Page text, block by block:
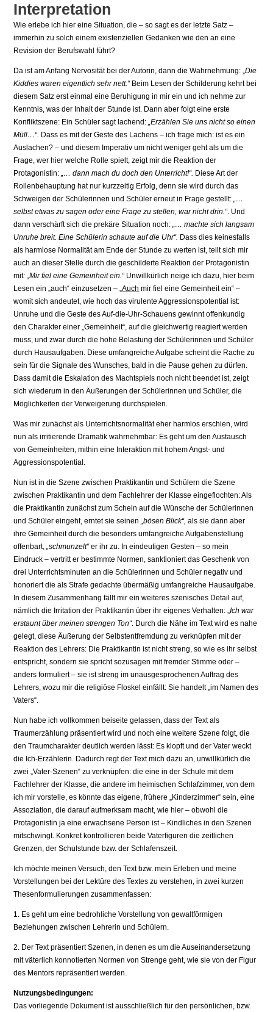
Interpretation
Wie erlebe ich hier eine Situation, die – so sagt es der letzte Satz –
immerhin zu solch einem existenziellen Gedanken wie den an eine
Revision der Berufswahl führt?
Da ist am Anfang Nervosität bei der Autorin, dann die Wahrnehmung: „Die
Kiddies waren eigentlich sehr nett.“Beim Lesen der Schilderung kehrt bei
diesem Satz erst einmal eine Beruhigung in mir ein und ich nehme zur
Kenntnis, was der Inhalt der Stunde ist. Dann aber folgt eine erste
Konfliktszene: Ein Schüler sagt lachend:„Erzählen Sie uns nicht so einen
Müll…“. Dass es mit der Geste des Lachens – ich frage mich: ist es ein
Auslachen? – und diesem Imperativ um nicht weniger geht als um die
Frage, wer hier welche Rolle spielt, zeigt mir die Reaktion der
Protagonistin:„… dann mach du doch den Unterricht!“. Diese Art der
Rollenbehauptung hat nur kurzzeitig Erfolg, denn sie wird durch das
Schweigen der Schülerinnen und Schüler erneut in Frage gestellt:„…
selbst etwas zu sagen oder eine Frage zu stellen, war nicht drin.“. Und
dann verschärft sich die prekäre Situation noch:„… machte sich langsam
Unruhe breit. Eine Schülerin schaute auf die Uhr“. Dass dies keinesfalls
als harmlose Normalität am Ende der Stunde zu werten ist, teilt sich mir
auch an dieser Stelle durch die geschilderte Reaktion der Protagonistin
mit: „Mir fiel eine Gemeinheit ein.“ Unwillkürlich neige ich dazu, hier beim
Lesen ein „auch“ einzusetzen – „Auch mir fiel eine Gemeinheit ein“ –
womit sich andeutet, wie hoch das virulente Aggressionspotential ist:
Unruhe und die Geste des Auf-die-Uhr-Schauens gewinnt offenkundig
den Charakter einer „Gemeinheit“, auf die gleichwertig reagiert werden
muss, und zwar durch die hohe Belastung der Schülerinnen und Schüler
durch Hausaufgaben. Diese umfangreiche Aufgabe scheint die Rache zu
sein für die Signale des Wunsches, bald in die Pause gehen zu dürfen.
Dass damit die Eskalation des Machtspiels noch nicht beendet ist, zeigt
sich wiederum in den Äußerungen der Schülerinnen und Schüler, die
Möglichkeiten der Verweigerung durchspielen.
Was mir zunächst als Unterrichtsnormalität eher harmlos erschien, wird
nun als irritierende Dramatik wahrnehmbar: Es geht um den Austausch
von Gemeinheiten, mithin eine Interaktion mit hohem Angst- und
Aggressionspotential.
Nun ist in die Szene zwischen Praktikantin und Schülern die Szene
zwischen Praktikantin und dem Fachlehrer der Klasse eingeflochten: Als
die Praktikantin zunächst zum Schein auf die Wünsche der Schülerinnen
und Schüler eingeht, erntet sie seinen„bösen Blick“,als sie dann aber
ihre Gemeinheit durch die besonders umfangreiche Aufgabenstellung
offenbart,„schmunzelt“er ihr zu. In eindeutigen Gesten – so mein
Eindruck – vertritt er bestimmte Normen, sanktioniert das Geschenk von
drei Unterrichtsminuten an die Schülerinnen und Schüler negativ und
honoriert die als Strafe gedachte übermäßig umfangreiche Hausaufgabe.
In diesem Zusammenhang fällt mir ein weiteres szenisches Detail auf,
nämlich die Irritation der Praktikantin über ihr eigenes Verhalten: „Ich war
erstaunt über meinen strengen Ton“. Durch die Nähe im Text wird es nahe
gelegt, diese Äußerung der Selbstentfremdung zu verknüpfen mit der
Reaktion des Lehrers: Die Praktikantin ist nicht streng, so wie es ihr selbst
entspricht, sondern sie spricht sozusagen mit fremder Stimme oder –
anders formuliert – sie ist streng im unausgesprochenen Auftrag des
Lehrers, wozu mir die religiöse Floskel einfällt: Sie handelt „im Namen des
Vaters“.
Nun habe ich vollkommen beiseite gelassen, dass der Text als
Traumerzählung präsentiert wird und noch eine weitere Szene folgt, die
den Traumcharakter deutlich werden lässt: Es klopft und der Vater weckt
die Ich-Erzählerin. Dadurch regt der Text mich dazu an, unwillkürlich die
zwei „Vater-Szenen“ zu verknüpfen: die eine in der Schule mit dem
Fachlehrer der Klasse, die andere im heimischen Schlafzimmer, von dem
ich mir vorstelle, es könnte das eigene, frühere „Kinderzimmer“ sein, eine
Assoziation, die darauf aufmerksam macht, wie hier – obwohl die
Protagonistin ja eine erwachsene Person ist – Kindliches in den Szenen
mitschwingt. Konkret kontrollieren beide Vaterfiguren die zeitlichen
Grenzen, der Schulstunde bzw. der Schlafenszeit.
Ich möchte meinen Versuch, den Text bzw. mein Erleben und meine
Vorstellungen bei der Lektüre des Textes zu verstehen, in zwei kurzen
Thesenformulierungen zusammenfassen:
1. Es geht um eine bedrohliche Vorstellung von gewaltförmigen
Beziehungen zwischen Lehrerin und Schülern.
2. Der Text präsentiert Szenen, in denen es um die Auseinandersetzung
mit väterlich konnotierten Normen von Strenge geht, wie sie von der Figur
des Mentors repräsentiert werden.
Nutzungsbedingungen:
Das vorliegende Dokument ist ausschließlich für den persönlichen, bzw.